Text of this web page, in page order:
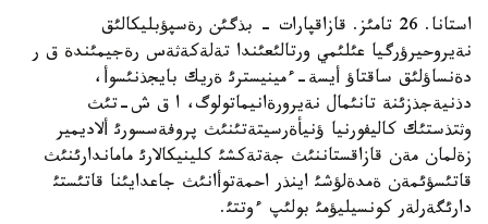
استانا. 26 تامئز. قازاقپارات - بذگئن رةسپؤبليكالئق
نةيروحيرؤرگيا عئلئمي ورتالئعئندا تةلةكةثةس رةجيمئندة ق ر
دةنساؤلئق ساقتاؤ أيسة-ءمينيسترئ ةريك بايجذنئسوأ،
دذنيةجذزئنة تانئمال نةيرورةانيماتولوگ، ا ق ش-تئث
وثتذستئك كاليفورنيا ؤنيأةرسيتةتئنئث پروفةسسورئ ألاديمير
زةلمان مةن قازاقستاننئث جةتةكشئ كلينيكالارئ ماماندارئنئث
قاتئسؤئمةن ةمدةلؤشئ اينذر احمةتوأانئث جاعدايئنا قاتئستئ
دارئگةرلةر كونسيليؤمئ بولئپ ءوتتئ.